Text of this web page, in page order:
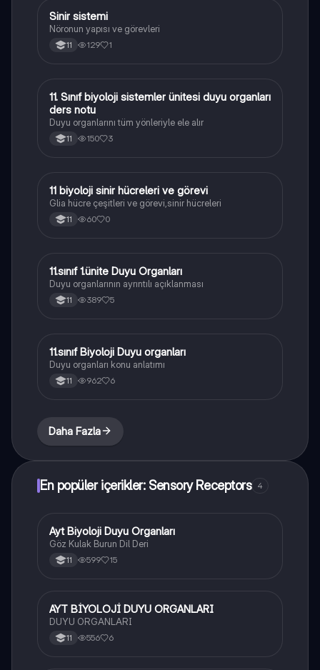
Biyoloji
Sinir sistemi
Nöronun yapısı ve görevleri
11 129 1
Biyoloji
11. Sınıf biyoloji sistemler ünitesi duyu organları
ders notu
Duyu organlarını tüm yönleriyle ele alır
11 150 3
Biyoloji
11 biyoloji sinir hücreleri ve görevi
Glia hücre çeşitleri ve görevi,sinir hücreleri
11 60 0
Biyoloji
11.sınıf 1.ünite Duyu Organları
Duyu organlarının ayrıntılı açıklanması
11 389 5
Biyoloji
11.sınıf Biyoloji Duyu organları
Duyu organları konu anlatımı
11 962 6
Daha Fazla
En popüler içerikler: Sensory Receptors 4
Biyoloji
Ayt Biyoloji Duyu Organları
Göz Kulak Burun Dil Deri
11 599 15
Biyoloji
AYT BİYOLOJİ DUYU ORGANLARI
DUYU ORGANLARI
11 556 6